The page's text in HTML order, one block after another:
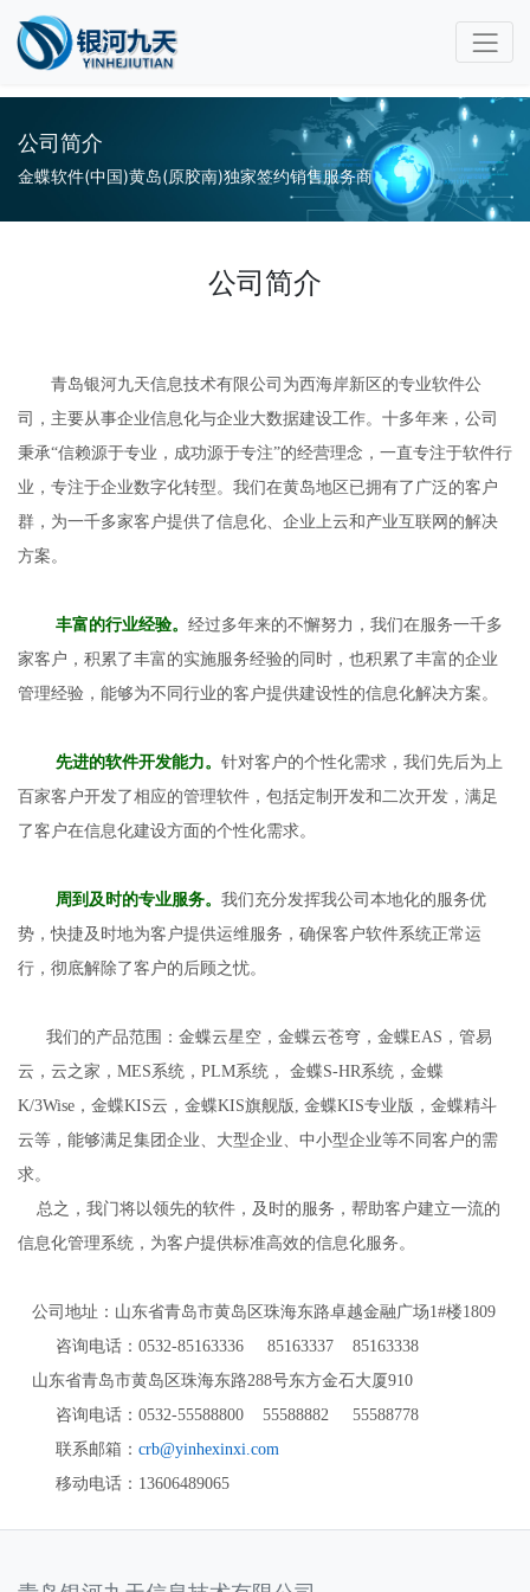
公司简介
金蝶软件(中国)黄岛(原胶南)独家签约销售服务商
公司简介
青岛银河九天信息技术有限公司为西海岸新区 的专业软件公
司，主要从事企业信息化与企业大数据建设工作。 十多年来， 公司
秉承“信赖源于专业，成功源于专注”的经营理念，一直专注于软件行
业，专注于企业数字化转型。 我们在黄岛地区已拥有了广泛的客户
群，为一千多家客户提供了信息化、 企业上云和产业互联网的解决
方案。
丰富的行业经验。 经过多年来的不懈努力，我们在服务一千多
家客户，积累了丰富的实施服务经验的同时，也积累了丰富的企业
管理经验，能够为不同行业的客户提供建设性的信息化解决方案。
先进的软件开发能力。 针对客户的个性化需求，我们先后为上
百家客户开发了相应的管理软件，包括定制开发和二次开发， 满足
了客户在信息化建设方面的个性化需求。
周到及时的专业服务。 我们 充分发挥我公司本地化的服务优
势，快捷及时地为客户提供运维服务，确保客户软件系统正常运
行，彻底解除了客户的后顾之忧。
我们的产品范围： 金蝶云星空，金蝶云苍穹 ， 金蝶EAS ， 管易
云，云之家 ， MES系统， PLM系统， 金蝶S-HR系统，金蝶
K/3Wise ， 金蝶KIS云，金蝶KIS旗舰版 , 金蝶KIS专业版 ，金蝶精斗
云等，能够满足集团企业、大型企业、中小型企业等不同客户的需
求。
总之，我门将以领先的软件， 及时的服务 ， 帮助客户建立一流的
信息化管理系统 ，为客户提供标准高效的信息化服务。
公司地址：山东省青岛市黄岛区珠海东路卓越金融广场1#楼1809
咨询电话： 0532-85163336 85163337 85163338
山东省青岛市黄岛区珠海东路288号东方金石大厦910
咨询电话： 0532-55588800 55588882 55588778
联系邮箱： crb@yinhexinxi.com
移动电话：13606489065